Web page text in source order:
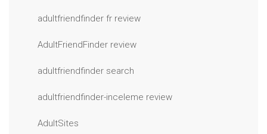
adultfriendfinder fr review
AdultFriendFinder review
adultfriendfinder search
adultfriendfinder-inceleme review
AdultSites